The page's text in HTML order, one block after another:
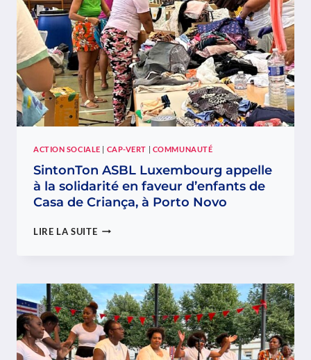
ACTION SOCIALE | CAP-VERT | COMMUNAUTÉ
SintonTon ASBL Luxembourg appelle
à la solidarité en faveur d’enfants de
Casa de Criança, à Porto Novo
LIRE LA SUITESINTONTON
À
LA
SOLIDARITÉ
EN
FAVEUR
D’ENFANTS